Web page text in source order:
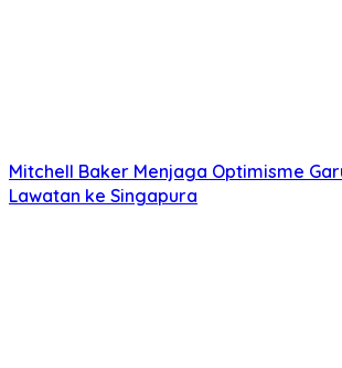
Mitchell Baker Menjaga Optimisme
Lawatan ke Singapura